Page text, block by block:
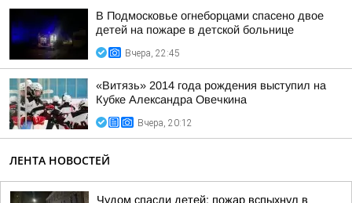
В Подмосковье огнеборцами спасено двое
детей на пожаре в детской больнице
Вчера, 22:45
«Витязь» 2014 года рождения выступил на
Кубке Александра Овечкина
Вчера, 20:12
ЛЕНТА НОВОСТЕЙ
Чудом спасли детей: пожар вспыхнул в